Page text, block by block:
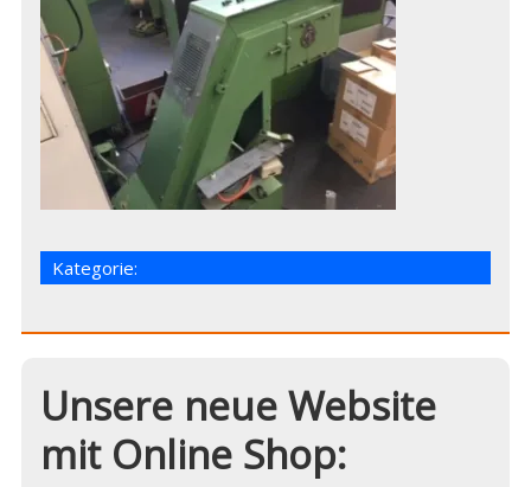
Kategorie:
Unsere neue Website
mit Online Shop: